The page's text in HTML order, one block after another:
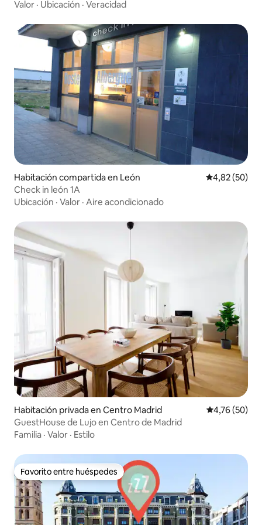
Valor · Ubicación · Veracidad
Habitación compartida en León Calificación
4,82 (50)
Check in león 1A
Ubicación · Valor · Aire acondicionado
Habitación privada en Centro Madrid Calificación
4,76 (50)
GuestHouse de Lujo en Centro de Madrid
Familia · Valor · Estilo
Favorito entre huéspedes
Favorito entre huéspedes